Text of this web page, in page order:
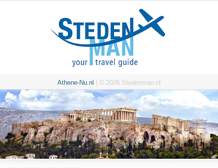
Athene-Nu.nl | © 2026 Stedenman.nl